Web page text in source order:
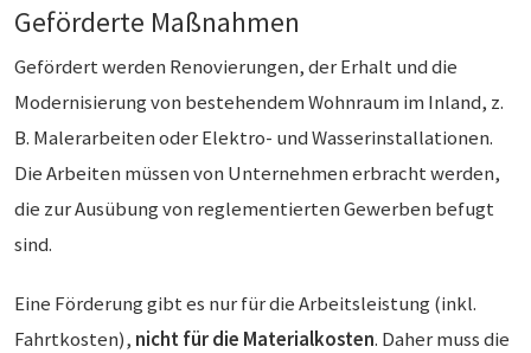
Geförderte Maßnahmen
Gefördert werden Renovierungen, der Erhalt und die
Modernisierung von bestehendem Wohnraum im Inland, z.
B. Malerarbeiten oder Elektro- und Wasserinstallationen.
Die Arbeiten müssen von Unternehmen erbracht werden,
die zur Ausübung von reglementierten Gewerben befugt
sind.
Eine Förderung gibt es nur für die Arbeitsleistung (inkl.
Fahrtkosten), nicht für die Materialkosten. Daher muss die